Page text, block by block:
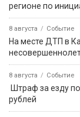
регионе по
8 августа Событие
На месте ДТП в
8 августа Событие
Штраф за езду
рублей